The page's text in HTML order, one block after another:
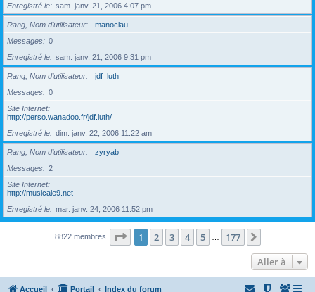
Enregistré le
sam. janv. 21, 2006 4:07 pm
Rang, Nom d’utilisateur
manoclau
Messages
0
Enregistré le
sam. janv. 21, 2006 9:31 pm
Rang, Nom d’utilisateur
jdf_luth
Messages
0
Site Internet
http://perso.wanadoo.fr/jdf.luth/
Enregistré le
dim. janv. 22, 2006 11:22 am
Rang, Nom d’utilisateur
zyryab
Messages
2
Site Internet
http://musicale9.net
Enregistré le
mar. janv. 24, 2006 11:52 pm
8822 membres Page 1sur177
1 2 3 4 5 177
Aller à
Accueil Portail Index du forum